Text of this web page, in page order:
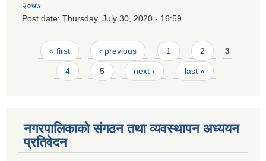
२०७७
Post date: Thursday, July 30, 2020 - 16:59
Pages
« first ‹ previous 1 2 3
4 5 next › last »
नगरपालिकाको संगठन तथा व्यवस्थापन अध्ययन
प्रतिवेदन